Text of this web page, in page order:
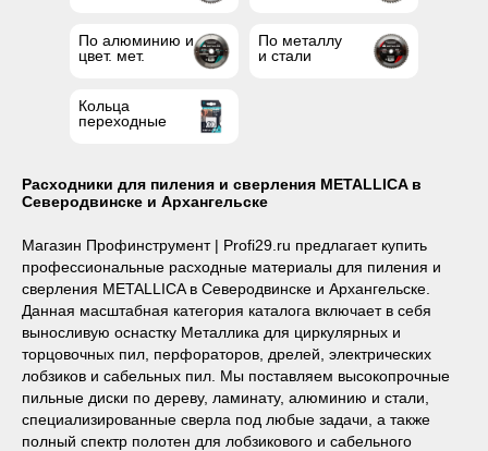
Кольца
переходные
По металлу
и стали
По алюминию и
цвет. мет.
Расходники для пиления и сверления METALLICA в
Северодвинске и Архангельске
Магазин Профинструмент | Profi29.ru предлагает купить
профессиональные расходные материалы для пиления и
сверления METALLICA в Северодвинске и Архангельске.
Данная масштабная категория каталога включает в себя
выносливую оснастку Металлика для циркулярных и
торцовочных пил, перфораторов, дрелей, электрических
лобзиков и сабельных пил. Мы поставляем высокопрочные
пильные диски по дереву, ламинату, алюминию и стали,
специализированные сверла под любые задачи, а также
полный спектр полотен для лобзикового и сабельного
Наши магазины
Архангельск, Урицкого 50 к.1
Северодвинск, Ломоносова 85к2
Северодвинск, Никольская 7 к.1
Ежедневно с 09:00
Сб до 17:00
Вс до 16:00
Пн - Пт 09:00 - 19:00
Сб - Вс 10:00 - 18:00
Пн - Пт 09:00 - 19:00
Сб - Вс 10:00 - 18:00
+ 7 (8184) 50-11-21
+ 7 (911) 562-83-03